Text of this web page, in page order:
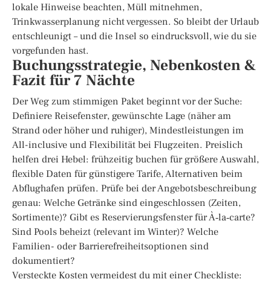
lokale Hinweise beachten, Müll mitnehmen,
Trinkwasserplanung nicht vergessen. So bleibt der Urlaub
entschleunigt – und die Insel so eindrucksvoll, wie du sie
vorgefunden hast.
Buchungsstrategie, Nebenkosten &
Fazit für 7 Nächte
Der Weg zum stimmigen Paket beginnt vor der Suche:
Definiere Reisefenster, gewünschte Lage (näher am
Strand oder höher und ruhiger), Mindestleistungen im
All-inclusive und Flexibilität bei Flugzeiten. Preislich
helfen drei Hebel: frühzeitig buchen für größere Auswahl,
flexible Daten für günstigere Tarife, Alternativen beim
Abflughafen prüfen. Prüfe bei der Angebotsbeschreibung
genau: Welche Getränke sind eingeschlossen (Zeiten,
Sortimente)? Gibt es Reservierungsfenster für À‑la‑carte?
Sind Pools beheizt (relevant im Winter)? Welche
Familien- oder Barrierefreiheitsoptionen sind
dokumentiert?
Versteckte Kosten vermeidest du mit einer Checkliste: